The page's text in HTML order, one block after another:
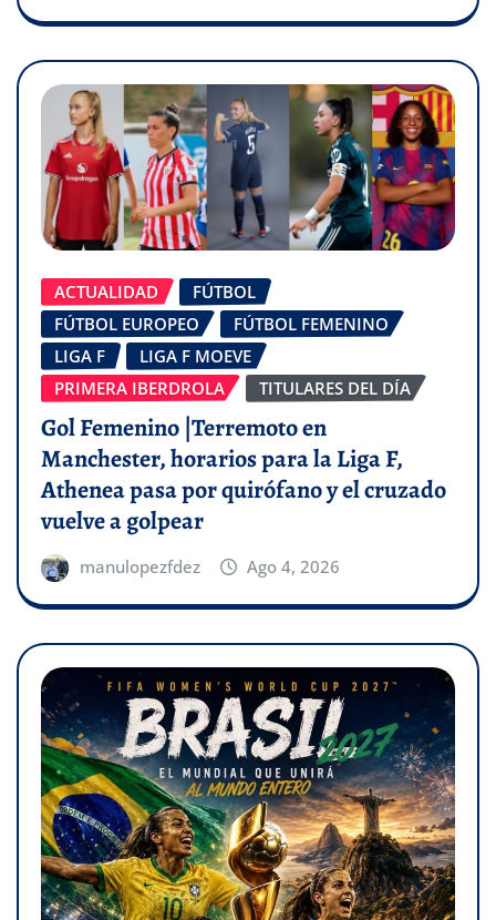
ACTUALIDAD
FÚTBOL
FÚTBOL EUROPEO
FÚTBOL FEMENINO
LIGA F
LIGA F MOEVE
PRIMERA IBERDROLA
TITULARES DEL DÍA
Gol Femenino |Terremoto en
Manchester, horarios para la Liga F,
Athenea pasa por quirófano y el cruzado
vuelve a golpear
manulopezfdez Ago 4, 2026